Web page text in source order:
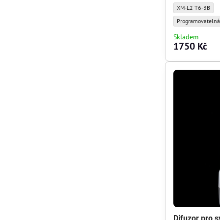
Svítilna Convoy
XM-L2 T6-3B
Svítilna Convoy
Skladem
1750 Kč